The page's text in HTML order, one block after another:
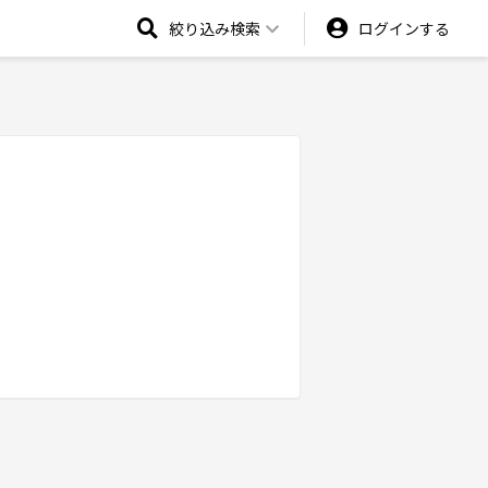
絞り込み検索 ログインする